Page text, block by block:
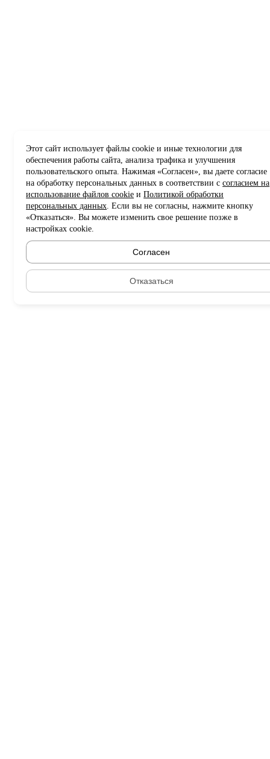
Этот сайт использует файлы cookie и иные технологии для
обеспечения работы сайта, анализа трафика и улучшения
пользовательского опыта. Нажимая «Согласен», вы даете согласие
на обработку персональных данных в соответствии ссогласием на
использование файлов cookie иПолитикой обработки
персональных данных. Если вы не согласны, нажмите кнопку
«Отказаться». Вы можете изменить свое решение позже в
настройках cookie.
Согласен
Отказаться